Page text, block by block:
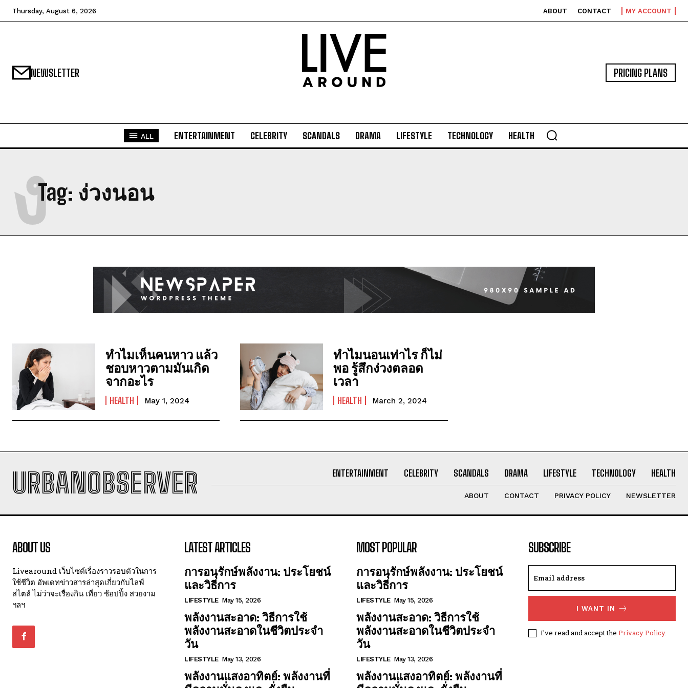
I've read and accept the Privacy Policy.
Thursday, August 6, 2026 ABOUT CONTACT MY ACCOUNT
NEWSLETTER PRICING PLANS
ALL ENTERTAINMENT CELEBRITY SCANDALS DRAMA LIFESTYLE TECHNOLOGY HEALTH
Tag: ง่วงนอน
ง
ทำไมเห็นคนหาว แล้ว
ชอบหาวตามมันเกิด
จากอะไร
HEALTH May 1, 2024
ทำไมนอนเท่าไร ก็ไม่
พอ รู้สึกง่วงตลอด
เวลา
HEALTH March 2, 2024
URBANOBSERVER ENTERTAINMENT CELEBRITY SCANDALS DRAMA LIFESTYLE TECHNOLOGY HEALTH
ABOUT CONTACT PRIVACY POLICY NEWSLETTER
ABOUT US
Livearound เว็บไซต์เรื่องราวรอบตัวในการ
ใช้ชีวิต อัพเดทข่าวสารล่าสุดเกี่ยวกับไลฟ์
สไตล์ ไม่ว่าจะเรื่องกิน เที่ยว ช้อปปิ้ง สวยงาม
ฯลฯ
LATEST ARTICLES
การอนุรักษ์พลังงาน: ประโยชน์
และวิธีการ
LIFESTYLE May 15, 2026
พลังงานสะอาด: วิธีการใช้
พลังงานสะอาดในชีวิตประจำ
วัน
LIFESTYLE May 13, 2026
พลังงานแสงอาทิตย์: พลังงานที่
MOST POPULAR
การอนุรักษ์พลังงาน: ประโยชน์
และวิธีการ
LIFESTYLE May 15, 2026
พลังงานสะอาด: วิธีการใช้
พลังงานสะอาดในชีวิตประจำ
วัน
LIFESTYLE May 13, 2026
พลังงานแสงอาทิตย์: พลังงานที่
SUBSCRIBE
I WANT IN
I've read and accept the Privacy Policy.